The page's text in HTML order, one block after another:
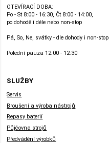
OTEVÍRACÍ DOBA:
Po - St 8:00 - 16:30, Čt 8:00 - 14:00,
po dohodě i déle nebo non-stop
Pá, So, Ne, svátky - dle dohody i non-stop
Polední pauza 12:00 - 12:30
SLUŽBY
Servis
Broušení a výroba nástrojů
Repasy baterií
Půjčovna strojů
Předvádění výrobků